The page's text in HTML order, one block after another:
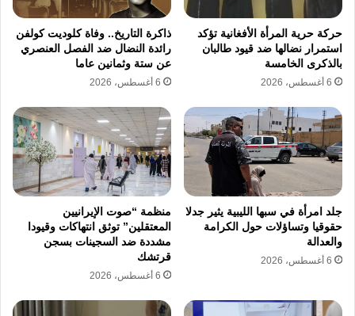
وأجهزة الصعق الكهربائي. وتتزامن هذه الأحداث
مع تجاوز معدل البطالة في جمهورية جنوب أفريقيا
نسبة 43% مما يعمق الاحتقان الاجتماعي ويهدد
باندلاع أعمال عنف جماعية ضد الأجانب وفقا
لتحذيرات المنظمات الحقوقية والأمم المتحدة.
حركة حرية المرأة الأفغانية تؤكد
استمرار نضالها ضد قيود طالبان
بالذكرى الخامسة
6 أغسطس، 2026
ذاكرة التاريخ.. وفاة كلوديت كولفن
رائدة النضال ضد الفصل العنصري
عن ستة وثمانين عاما
6 أغسطس، 2026
جلد امرأة في سبها الليبية يثير جدلا
حقوقيا وتساؤلات حول الكرامة
والعدالة
6 أغسطس، 2026
منظمة “صوت الإيرانيين
المعتقلين” توثق انتهاكات وقيودا
مشددة ضد السجينات بسجن
قرتشك
6 أغسطس، 2026